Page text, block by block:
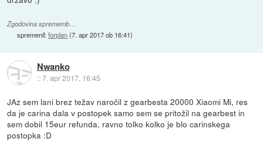
Zgodovina sprememb…
spremenil:forplan(7. apr 2017 ob 16:41)
Nwanko
::7. apr 2017, 16:45
JAz sem lani brez težav naročil z gearbesta 20000 Xiaomi Mi, res
da je carina dala v postopek samo sem se pritožil na gearbest in
sem dobil 15eur refunda, ravno tolko kolko je blo carinskega
postopka :D